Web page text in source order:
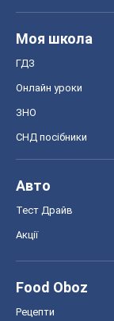
Моя школа
ГДЗ
Онлайн уроки
ЗНО
СНД посібники
Авто
Тест Драйв
Акції
Food Oboz
Рецепти